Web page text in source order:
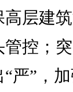
高层建
管控；
严”，